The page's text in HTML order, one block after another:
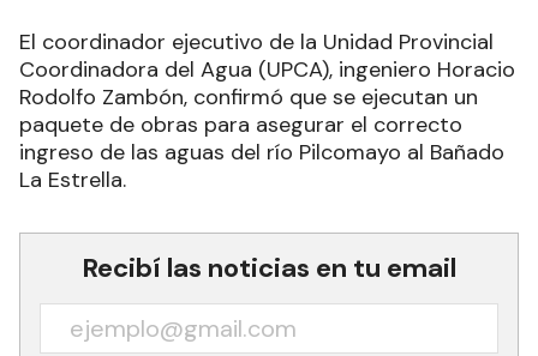
El coordinador ejecutivo de la Unidad Provincial
Coordinadora del Agua (UPCA), ingeniero Horacio
Rodolfo Zambón, confirmó que se ejecutan un
paquete de obras para asegurar el correcto
ingreso de las aguas del río Pilcomayo al Bañado
La Estrella.
Recibí las noticias en tu email